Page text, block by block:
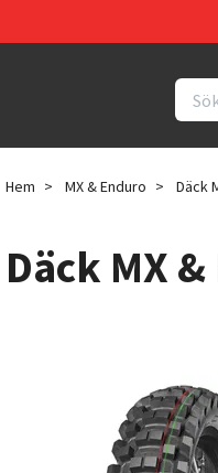
Hem MX & Enduro Däck
Däck MX